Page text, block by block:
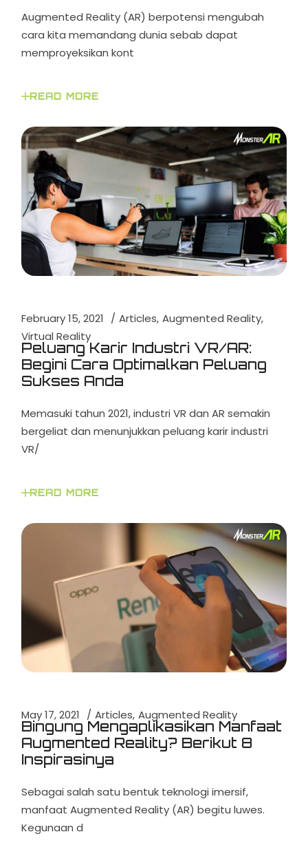
Augmented Reality (AR) berpotensi mengubah
cara kita memandang dunia sebab dapat
memproyeksikan kont
READ MORE
February 15, 2021 Articles Augmented Reality
Virtual Reality
Peluang Karir Industri VR/AR:
Begini Cara Optimalkan Peluang
Sukses Anda
Memasuki tahun 2021, industri VR dan AR semakin
bergeliat dan menunjukkan peluang karir industri
VR/
READ MORE
May 17, 2021 Articles Augmented Reality
Bingung Mengaplikasikan Manfaat
Augmented Reality? Berikut 8
Inspirasinya
Sebagai salah satu bentuk teknologi imersif,
manfaat Augmented Reality (AR) begitu luwes.
Kegunaan d